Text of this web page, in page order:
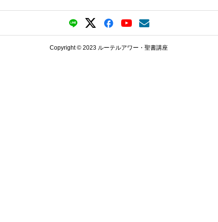
Copyright © 2023 ルーテルアワー・聖書講座